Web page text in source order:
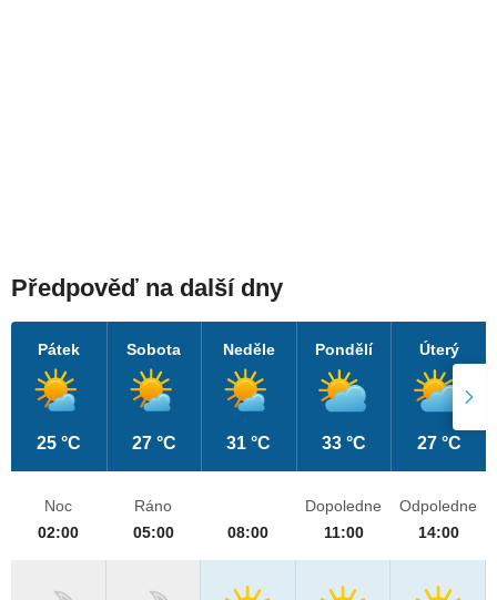
Předpověď na další dny
Pátek
25 °C
Sobota
27 °C
Neděle
31 °C
Pondělí
33 °C
Úterý
27 °C
Noc
02:00
Ráno
05:00
08:00
Dopoledne
11:00
Odpoledne
14:00